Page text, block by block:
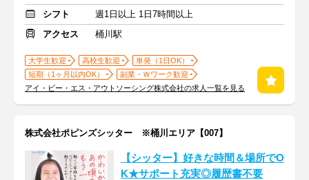
シフト
週1日以上 1日7時間以上
アクセス
桶川駅
大学生歓迎 高校生歓迎
単発（1日OK）
短期（1ヶ月以内OK）
副業・Ｗワーク歓迎
アイ・ビー・エス・アウトソーシング株式会社の求人一覧を見る
株式会社ポピンズシッター ※桶川エリア【007】
【シッター】好きな時間＆場所でO
K★サポート充実◎履歴書不要